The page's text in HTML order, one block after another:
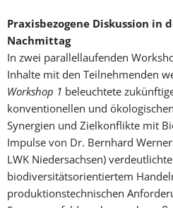
Praxisbezogene Diskussion in
Nachmittag
In zwei parallellaufenden
Inhalte mit den Teilnehmenden
Workshop 1 beleuchtete
konventionellen und
Synergien und Zielkonflikte mit
Im­pulse von Dr. Bernhard
LWK Niedersachsen)
biodiversitätsorientiertem
produktionstechnischen